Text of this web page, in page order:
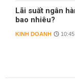
Lãi suất ngân
bao nhiêu?
KINH DOANH